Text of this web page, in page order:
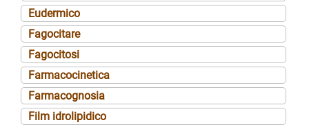
Eudermico
Fagocitare
Fagocitosi
Farmacocinetica
Farmacognosia
Film idrolipidico